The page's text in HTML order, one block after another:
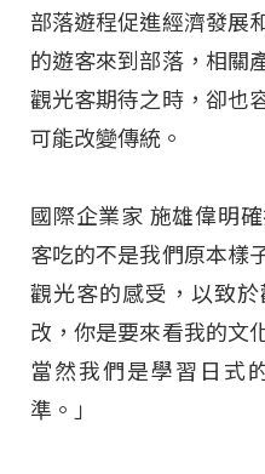
部落遊程促進經濟發展
的遊客來到部落，相關
觀光客期待之時，卻也
可能改變傳統。
國際企業家 施雄偉明
客吃的不是我們原本樣
觀光客的感受，以致
改，你是要來看我的文
當然我們是學習日式
準。」